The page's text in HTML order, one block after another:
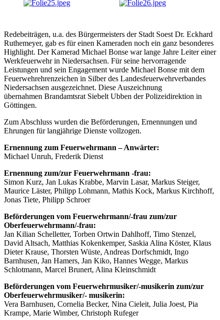
Redebeiträgen, u.a. des Bürgermeisters der Stadt Soest Dr. Eckhard
Ruthemeyer, gab es für einen Kameraden noch ein ganz besonderes
Highlight. Der Kamerad Michael Bonse war lange Jahre Leiter einer
Werkfeuerwehr in Niedersachsen. Für seine hervorragende
Leistungen und sein Engagement wurde Michael Bonse mit dem
Feuerwehrehrenzeichen in Silber des Landesfeuerwehrverbandes
Niedersachsen ausgezeichnet. Diese Auszeichnung
übernahmen Brandamtsrat Siebelt Ubben der Polizeidirektion in
Göttingen.
Zum Abschluss wurden die Beförderungen, Ernennungen und
Ehrungen für langjährige Dienste vollzogen.
Ernennung zum Feuerwehrmann – Anwärter:
Michael Unruh, Frederik Dienst
Ernennung zum/zur Feuerwehrmann -frau:
Simon Kurz, Jan Lukas Krabbe, Marvin Lasar, Markus Steiger,
Maurice Läster, Philipp Lohmann, Mathis Kock, Markus Kirchhoff,
Jonas Tiete, Philipp Schroer
Beförderungen vom Feuerwehrmann/-frau zum/zur
Oberfeuerwehrmann/-frau:
Jan Kilian Schelletter, Torben Ortwin Dahlhoff, Timo Stenzel,
David Altsach, Matthias Kokenkemper, Saskia Alina Köster, Klaus
Dieter Krause, Thorsten Wüste, Andreas Dorfschmidt, Ingo
Barnhusen, Jan Hamers, Jan Kiko, Hannes Wegge, Markus
Schlotmann, Marcel Brunert, Alina Kleinschmidt
Beförderungen vom Feuerwehrmusiker/-musikerin zum/zur
Oberfeuerwehrmusiker/- musikerin:
Vera Barnhusen, Cornelia Becker, Nina Cieleit, Julia Joest, Pia
Krampe, Marie Wimber, Christoph Rufeger